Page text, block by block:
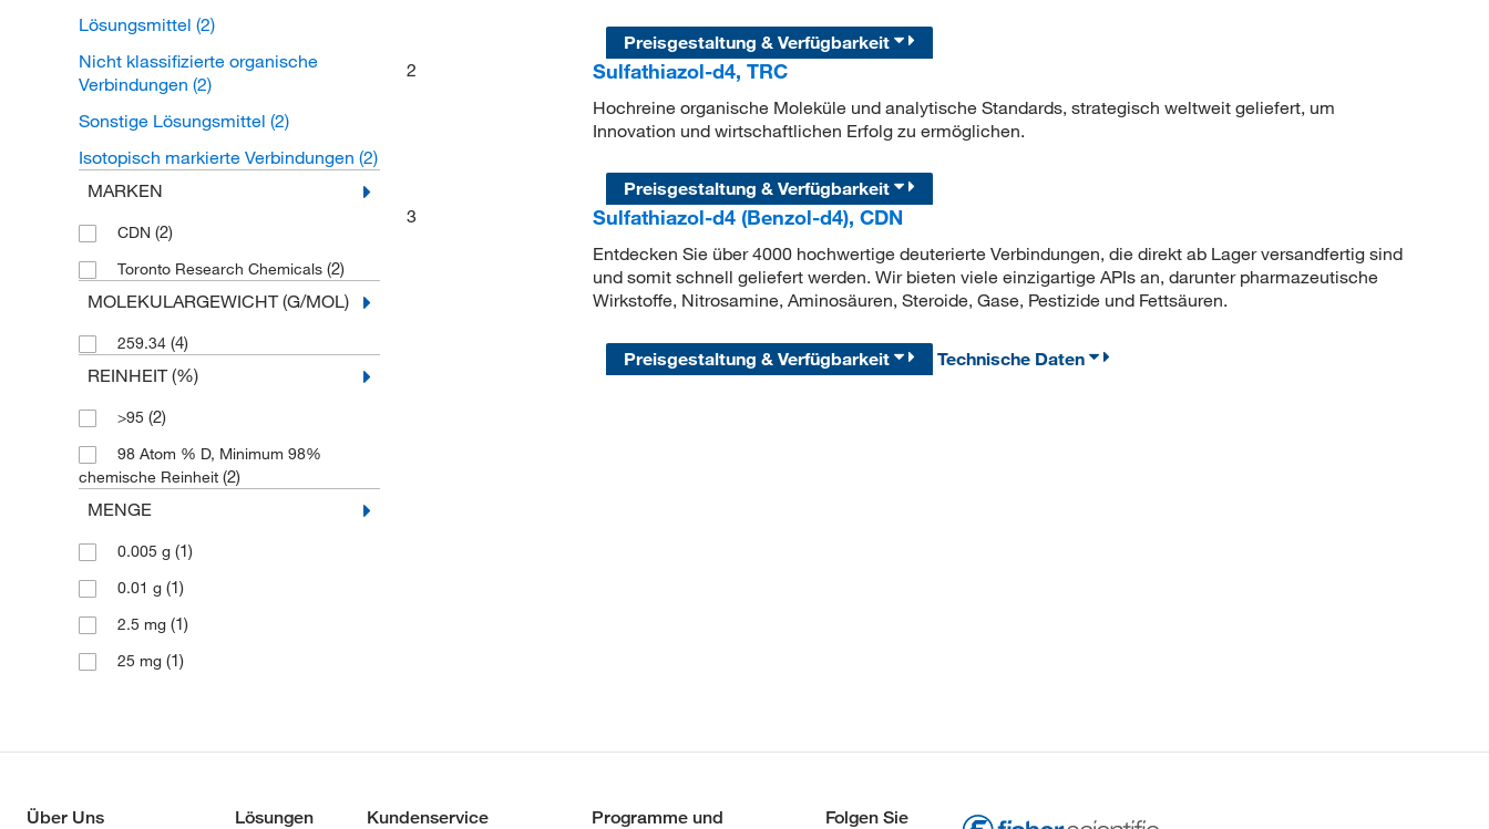
Lösungsmittel (2)
Nicht klassifizierte organische
Verbindungen (2)
Sonstige Lösungsmittel (2)
Isotopisch markierte Verbindungen (2)
MARKEN
CDN (2)
Toronto Research Chemicals (2)
MOLEKULARGEWICHT (G/MOL)
259.34 (4)
REINHEIT (%)
>95 (2)
98 Atom % D, Minimum 98%
chemische Reinheit (2)
MENGE
0.005 g (1)
0.01 g (1)
2.5 mg (1)
25 mg (1)
Preisgestaltung & Verfügbarkeit
2
Sulfathiazol-d4, TRC
Hochreine organische Moleküle und analytische Standards, strategisch weltweit geliefert, um
Innovation und wirtschaftlichen Erfolg zu ermöglichen.
Preisgestaltung & Verfügbarkeit
3
Sulfathiazol-d4 (Benzol-d4), CDN
Entdecken Sie über 4000 hochwertige deuterierte Verbindungen, die direkt ab Lager versandfertig sind
und somit schnell geliefert werden. Wir bieten viele einzigartige APIs an, darunter pharmazeutische
Wirkstoffe, Nitrosamine, Aminosäuren, Steroide, Gase, Pestizide und Fettsäuren.
Preisgestaltung & Verfügbarkeit Technische Daten
Über Uns
Lösungen
Kundenservice
Programme und
Folgen Sie